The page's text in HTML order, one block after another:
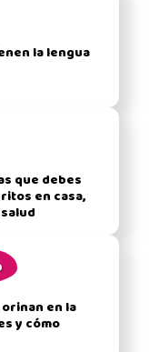
la lengua
que debes
en casa,
en la
y cómo